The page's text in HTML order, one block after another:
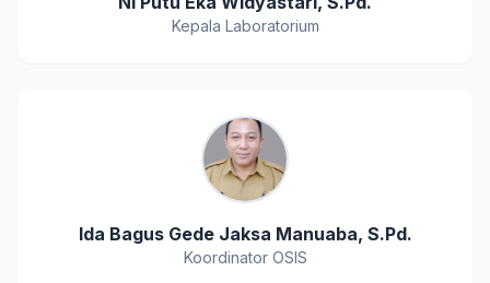
Kepala Laboratorium
Ida Bagus Gede Jaksa Manuaba, S.Pd.
Koordinator OSIS